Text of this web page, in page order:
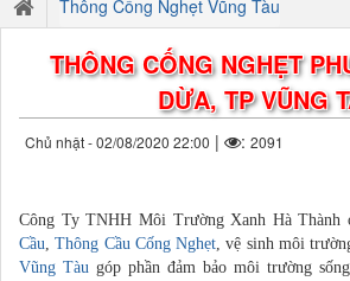
Thông Cống Nghẹt Vũng Tàu
THÔNG CỐNG NGHẸT
DỪA, TP VŨNG
Chủ nhật - 02/08/2020 22:00 | : 2091
Công Ty TNHH Môi Trường Xanh Hà Thành
Cầu,Thông Cầu Cống Nghẹt, vệ sinh môi
Vũng Tàu góp phần đảm bảo môi trường